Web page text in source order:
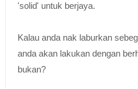
'solid' untuk berjaya.
Kalau anda nak laburkan
anda akan lakukan dengan
bukan?